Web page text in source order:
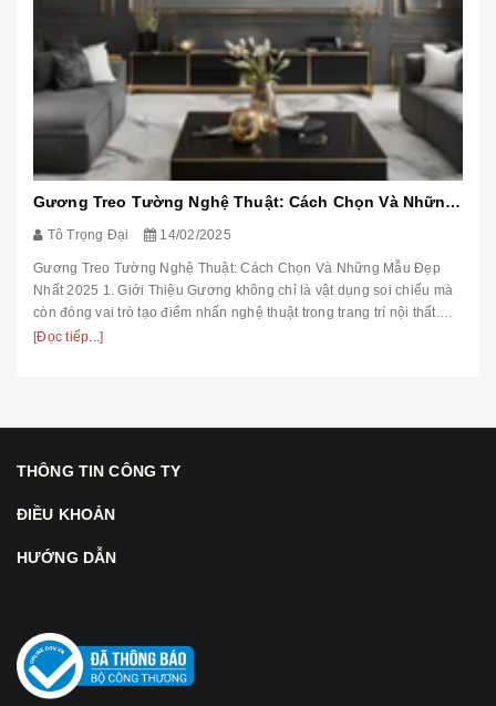
Gương Treo Tường Nghệ Thuật: Cách Chọn Và Những Mẫu Đẹp Nhất 2025
Tô Trọng Đại 14/02/2025
Gương Treo Tường Nghệ Thuật: Cách Chọn Và Những Mẫu Đẹp
Nhất 2025 1. Giới Thiệu Gương không chỉ là vật dụng soi chiếu mà
còn đóng vai trò tạo điểm nhấn nghệ thuật trong trang trí nội thất.
Trong ...
[Đọc tiếp...]
THÔNG TIN CÔNG TY
ĐIỀU KHOẢN
HƯỚNG DẪN